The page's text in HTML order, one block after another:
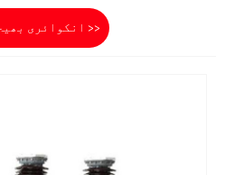
انکوائری بھیجیں۔ >>